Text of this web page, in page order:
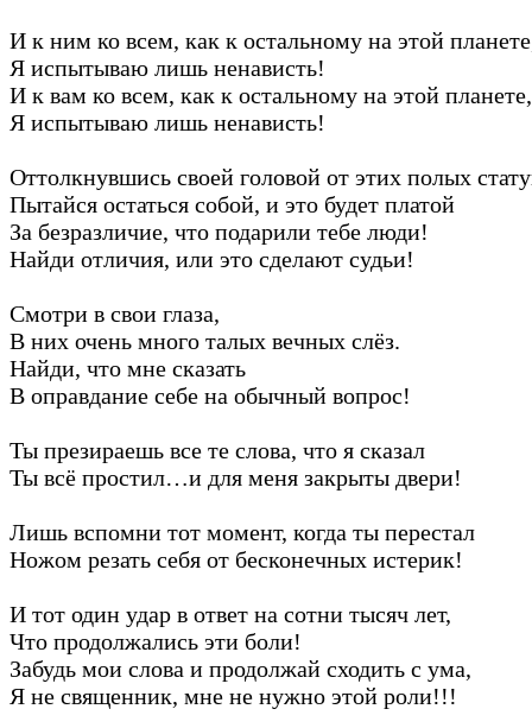
И к ним ко всем, как к остальному на этой
Я испытываю лишь ненависть!
И к вам ко всем, как к остальному на этой планете,
Я испытываю лишь ненависть!
Оттолкнувшись своей головой от этих полых
Пытайся остаться собой, и это будет платой
За безразличие, что подарили тебе люди!
Найди отличия, или это сделают судьи!
Смотри в свои глаза,
В них очень много талых вечных слёз.
Найди, что мне сказать
В оправдание себе на обычный вопрос!
Ты презираешь все те слова, что я сказал
Ты всё простил…и для меня закрыты двери!
Лишь вспомни тот момент, когда ты перестал
Ножом резать себя от бесконечных истерик!
И тот один удар в ответ на сотни тысяч лет,
Что продолжались эти боли!
Забудь мои слова и продолжай сходить с ума,
Я не священник, мне не нужно этой роли!!!